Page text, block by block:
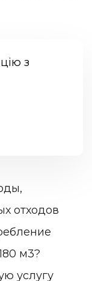
з
отходов
м3?
услугу